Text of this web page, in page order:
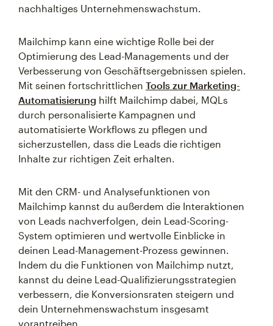
nachhaltiges Unternehmenswachstum.
Mailchimp kann eine wichtige Rolle bei der
Optimierung des Lead-Managements und der
Verbesserung von Geschäftsergebnissen spielen.
Mit seinen fortschrittlichen Tools zur Marketing-
Automatisierung hilft Mailchimp dabei, MQLs
durch personalisierte Kampagnen und
automatisierte Workflows zu pflegen und
sicherzustellen, dass die Leads die richtigen
Inhalte zur richtigen Zeit erhalten.
Mit den CRM- und Analysefunktionen von
Mailchimp kannst du außerdem die Interaktionen
von Leads nachverfolgen, dein Lead-Scoring-
System optimieren und wertvolle Einblicke in
deinen Lead-Management-Prozess gewinnen.
Indem du die Funktionen von Mailchimp nutzt,
kannst du deine Lead-Qualifizierungsstrategien
verbessern, die Konversionsraten steigern und
dein Unternehmenswachstum insgesamt
vorantreiben.